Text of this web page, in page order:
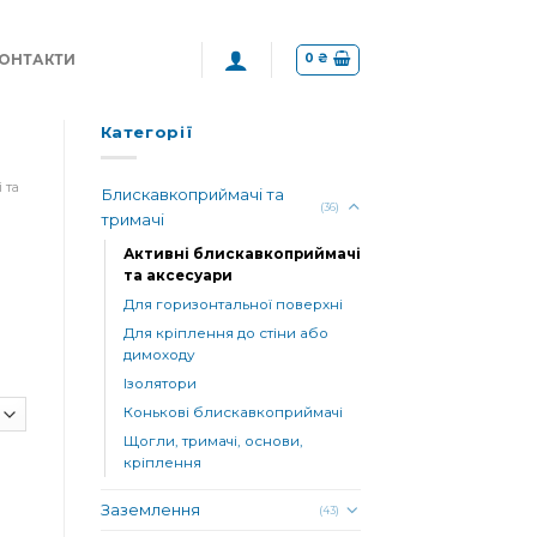
0₴
Категорії
Блискавкоприймачі та
тримачі
(36)
Активні блискавкоприймачі
та аксесуари
Для горизонтальної поверхні
Для кріплення до стіни або
димоходу
Ізолятори
Конькові блискавкоприймачі
Щогли, тримачі, основи,
кріплення
Заземлення (43)
та